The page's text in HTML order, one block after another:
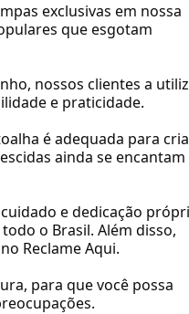
exclusivas em nossa
que esgotam
nossos clientes a
e praticidade.
é adequada para
ainda se encantam
e dedicação
o Brasil. Além disso,
Reclame Aqui.
para que você possa